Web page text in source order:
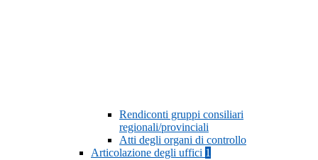
Rendiconti gruppi consiliari
regionali/provinciali
Atti degli organi di controllo
Articolazione degli uffici 1